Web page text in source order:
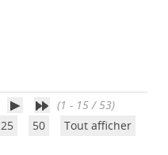
(1 - 15 / 53)
25 50 Tout afficher